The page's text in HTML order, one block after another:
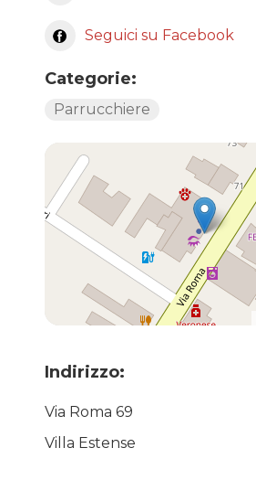
Seguici su Facebook
Categorie:
Parrucchiere
Indirizzo:
Via Roma 69
Villa Estense